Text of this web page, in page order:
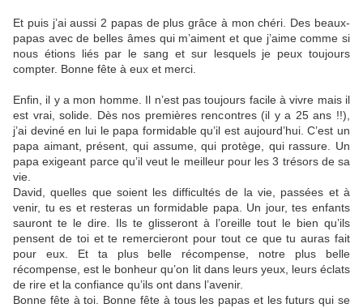
Et puis j’ai aussi 2 papas de plus grâce à mon chéri. Des beaux-
papas avec de belles âmes qui m’aiment et que j’aime comme si
nous étions liés par le sang et sur lesquels je peux toujours
compter. Bonne fête à eux et merci.
Enfin, il y a mon homme. Il n’est pas toujours facile à vivre mais il
est vrai, solide. Dès nos premières rencontres (il y a 25 ans !!),
j’ai deviné en lui le papa formidable qu’il est aujourd’hui. C’est un
papa aimant, présent, qui assume, qui protège, qui rassure. Un
papa exigeant parce qu’il veut le meilleur pour les 3 trésors de sa
vie.
David, quelles que soient les difficultés de la vie, passées et à
venir, tu es et resteras un formidable papa. Un jour, tes enfants
sauront te le dire. Ils te glisseront à l’oreille tout le bien qu’ils
pensent de toi et te remercieront pour tout ce que tu auras fait
pour eux. Et ta plus belle récompense, notre plus belle
récompense, est le bonheur qu’on lit dans leurs yeux, leurs éclats
de rire et la confiance qu’ils ont dans l’avenir.
Bonne fête à toi. Bonne fête à tous les papas et les futurs qui se